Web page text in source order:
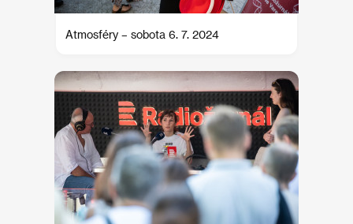
Atmosféry – sobota 6. 7. 2024